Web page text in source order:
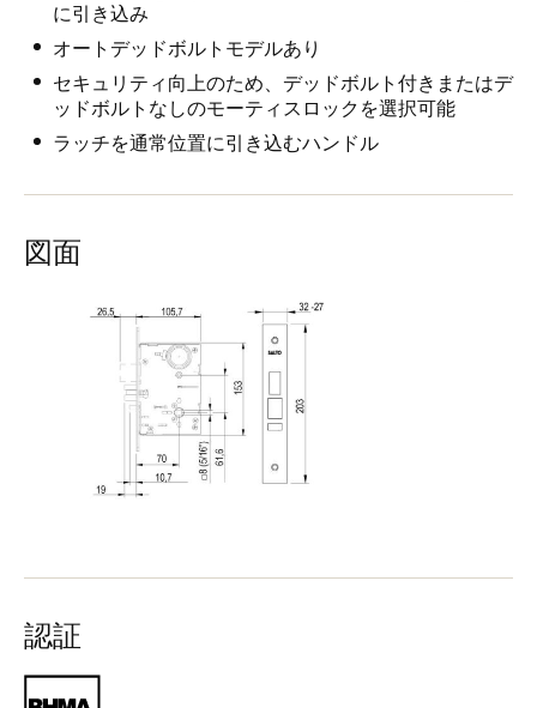
に引き込み
オートデッドボルトモデルあり
セキュリティ向上のため、デッドボルト付きまたはデ
ッドボルトなしのモーティスロックを選択可能
ラッチを通常位置に引き込むハンドル
図面
認証